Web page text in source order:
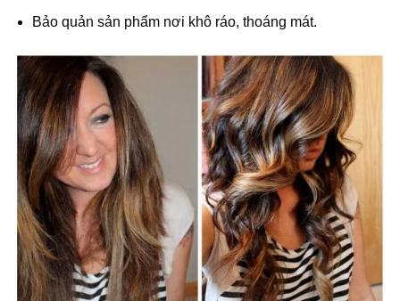
Bảo quản sản phẩm nơi khô ráo, thoáng mát.